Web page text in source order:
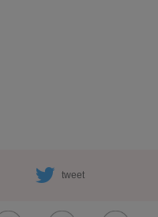
tweet